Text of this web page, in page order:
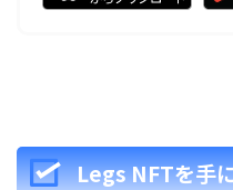
Legs NFTを手